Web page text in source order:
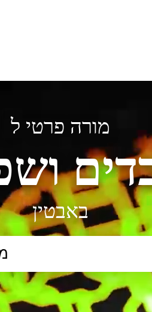
מורה פרטי ל
באבטין
הקלידו נושא לימוד...